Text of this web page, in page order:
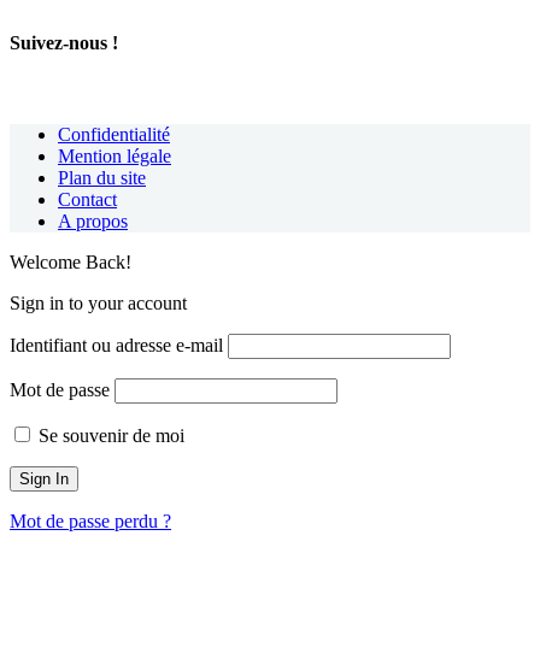
Suivez-nous !
Confidentialité
Mention légale
Plan du site
Contact
A propos
Welcome Back!
Sign in to your account
Identifiant ou adresse e-mail
Mot de passe
Se souvenir de moi
Mot de passe perdu ?